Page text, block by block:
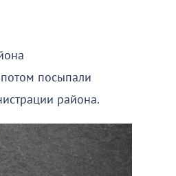
посыпали
района.